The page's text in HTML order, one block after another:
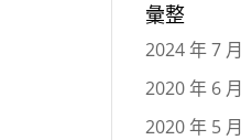
彙整
2024 年 7 月
2020 年 6 月
2020 年 5 月